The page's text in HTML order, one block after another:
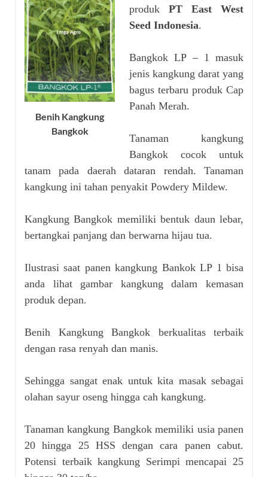
Benih Kangkung
Bangkok
produk PT East West
Seed Indonesia.
Bangkok LP – 1 masuk
jenis kangkung darat yang
bagus terbaru produk Cap
Panah Merah.
Tanaman kangkung
Bangkok cocok untuk
tanam pada daerah dataran rendah. Tanaman
kangkung ini tahan penyakit Powdery Mildew.
Kangkung Bangkok memiliki bentuk daun lebar,
bertangkai panjang dan berwarna hijau tua.
Ilustrasi saat panen kangkung Bankok LP 1 bisa
anda lihat gambar kangkung dalam kemasan
produk depan.
Benih Kangkung Bangkok berkualitas terbaik
dengan rasa renyah dan manis.
Sehingga sangat enak untuk kita masak sebagai
olahan sayur oseng hingga cah kangkung.
Tanaman kangkung Bangkok memiliki usia panen
20 hingga 25 HSS dengan cara panen cabut.
Potensi terbaik kangkung Serimpi mencapai 25